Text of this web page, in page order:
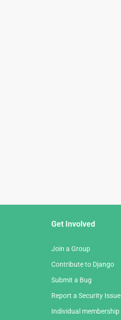
Get Involved
Join a Group
Contribute to Django
Submit a Bug
Report a Security Issue
Individual membership